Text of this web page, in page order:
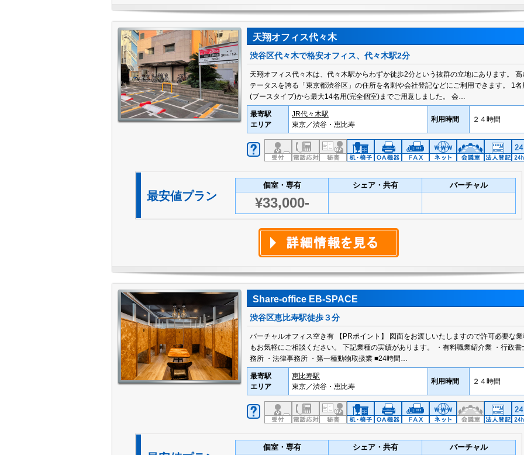
天翔オフィス代々木
渋谷区代々木で格安オフィス、代々木駅2分
天翔オフィス代々木は、代々木駅からわずか徒歩2分という抜群の立地にあります。 高
テータスを誇る「東京都渋谷区」の住所を名刺や会社登記などにご利用できます。 1名
(ブースタイプ)から最大14名用(完全個室)までご用意しました。 会…
最寄駅
エリア
JR代々木駅
東京／渋谷・恵比寿
利用時間 ２４時間
最安値プラン
個室・専有 シェア・共有 バーチャル
¥33,000-
Share-office EB-SPACE
渋谷区恵比寿駅徒歩３分
バーチャルオフィス空き有 【PRポイント】 図面をお渡しいたしますので許可必要な
もお気軽にご相談ください。 下記業種の実績があります。 ・有料職業紹介業 ・行政書
務所 ・法律事務所 ・第一種動物取扱業 ■24時間…
最寄駅
エリア
恵比寿駅
東京／渋谷・恵比寿
利用時間 ２４時間
個室・専有 シェア・共有 バーチャル